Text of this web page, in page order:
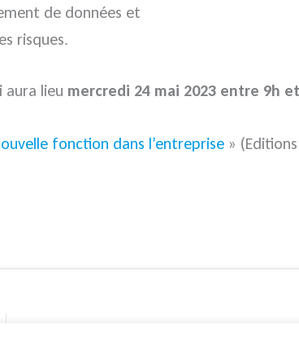
de données et
risques.
aura lieu mercredi 24 mai 2023 entre 9h
fonction dans l’entreprise »